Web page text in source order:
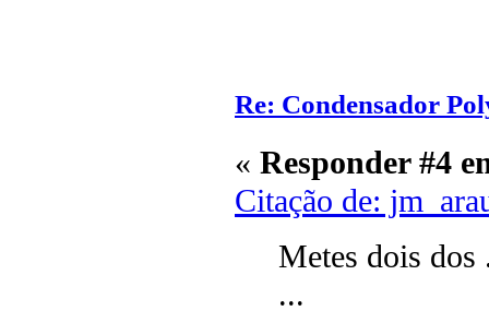
Re: Condensador
« Responder #4
Citação de:
Metes dois dos
...